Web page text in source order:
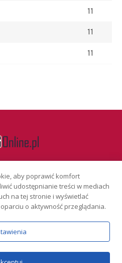
11
11
11
Facebook
POLITYKA PRYWATNOŚCI
18 lat. Hazard może uzależniać.
aby poprawić komfort
udostępnianie treści w mediach
na tej stronie i wyświetlać
o aktywność przeglądania.